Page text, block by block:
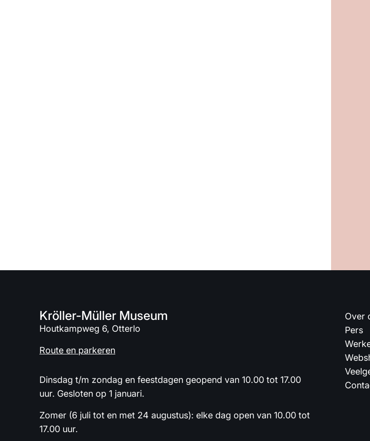
Kröller-Müller Museum
Houtkampweg 6, Otterlo
Route en parkeren
Dinsdag t/m zondag en feestdagen geopend van 10.00 tot 17.00
uur. Gesloten op 1 januari.
Zomer (6 juli tot en met 24 augustus): elke dag open van 10.00 tot
17.00 uur.
Over
Pers